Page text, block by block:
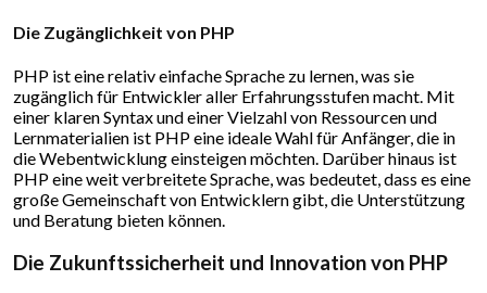
Die Zugänglichkeit von PHP
PHP ist eine relativ einfache Sprache zu lernen, was sie
zugänglich für Entwickler aller Erfahrungsstufen macht. Mit
einer klaren Syntax und einer Vielzahl von Ressourcen und
Lernmaterialien ist PHP eine ideale Wahl für Anfänger, die in
die Webentwicklung einsteigen möchten. Darüber hinaus ist
PHP eine weit verbreitete Sprache, was bedeutet, dass es eine
große Gemeinschaft von Entwicklern gibt, die Unterstützung
und Beratung bieten können.
Die Zukunftssicherheit und Innovation von PHP